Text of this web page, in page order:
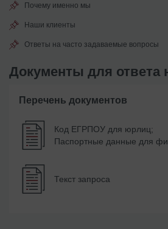
Почему именно мы
Наши клиенты
Ответы на часто задаваемые вопросы
Документы для ответа
Перечень документов
Код ЕГРПОУ для юрлиц;
Паспортные данные для
Текст запроса